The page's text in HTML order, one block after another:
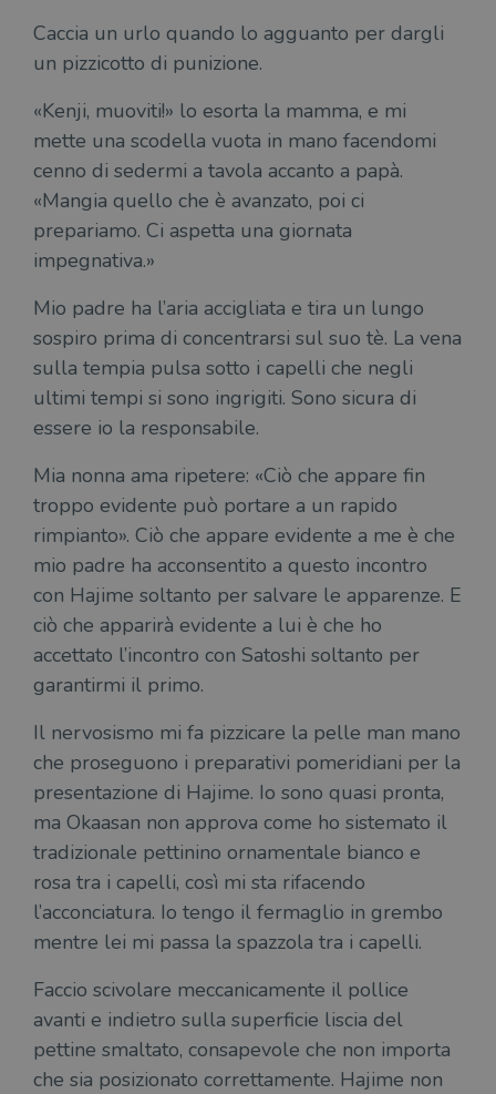
Caccia un urlo quando lo agguanto per dargli
un pizzicotto di punizione.
«Kenji, muoviti!» lo esorta la mamma, e mi
mette una scodella vuota in mano facendomi
cenno di sedermi a tavola accanto a papà.
«Mangia quello che è avanzato, poi ci
prepariamo. Ci aspetta una giornata
impegnativa.»
Mio padre ha l’aria accigliata e tira un lungo
sospiro prima di concentrarsi sul suo tè. La vena
sulla tempia pulsa sotto i capelli che negli
ultimi tempi si sono ingrigiti. Sono sicura di
essere io la responsabile.
Mia nonna ama ripetere: «Ciò che appare fin
troppo evidente può portare a un rapido
rimpianto». Ciò che appare evidente a me è che
mio padre ha acconsentito a questo incontro
con Hajime soltanto per salvare le apparenze. E
ciò che apparirà evidente a lui è che ho
accettato l’incontro con Satoshi soltanto per
garantirmi il primo.
Il nervosismo mi fa pizzicare la pelle man mano
che proseguono i preparativi pomeridiani per la
presentazione di Hajime. Io sono quasi pronta,
ma Okaasan non approva come ho sistemato il
tradizionale pettinino ornamentale bianco e
rosa tra i capelli, così mi sta rifacendo
l’acconciatura. Io tengo il fermaglio in grembo
mentre lei mi passa la spazzola tra i capelli.
Faccio scivolare meccanicamente il pollice
avanti e indietro sulla superficie liscia del
pettine smaltato, consapevole che non importa
che sia posizionato correttamente. Hajime non